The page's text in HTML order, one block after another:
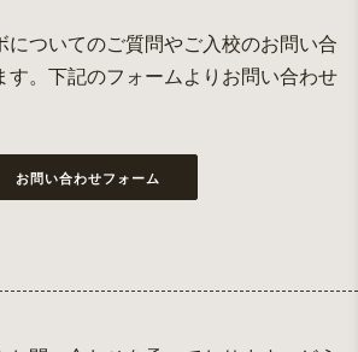
についてのご質問やご入校のお問い合
す。下記のフォームよりお問い合わせ
お問い合わせフォーム